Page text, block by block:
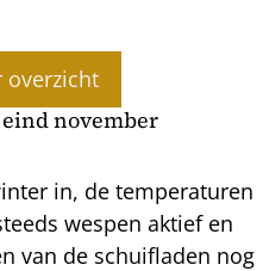
overzicht
november
in, de temperaturen
wespen aktief en
van de schuifladen nog